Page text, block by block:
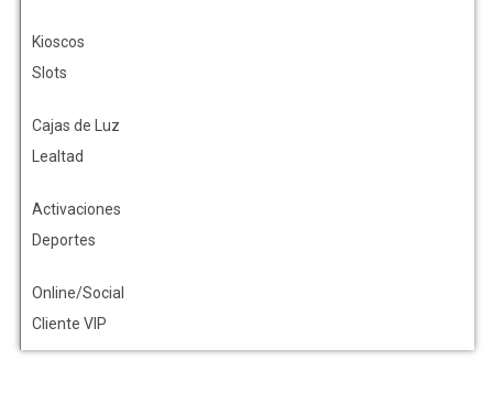
Kioscos
Slots
Cajas de Luz
Lealtad
Activaciones
Deportes
Online/Social
Cliente VIP